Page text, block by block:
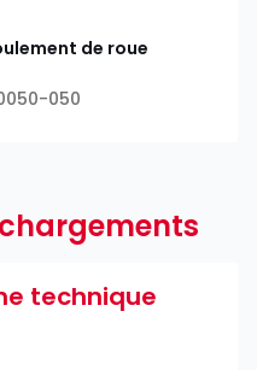
de roue
050
technique